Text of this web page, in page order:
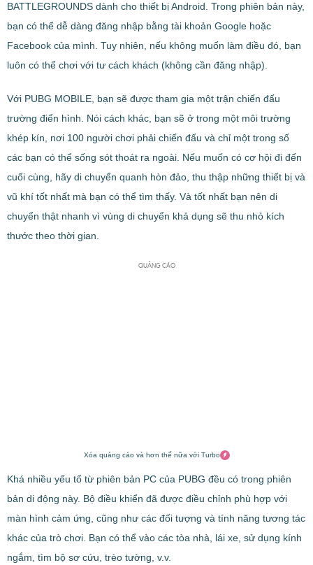
BATTLEGROUNDS dành cho thiết bị Android. Trong phiên bản này,
bạn có thể dễ dàng đăng nhập bằng tài khoản Google hoặc
Facebook của mình. Tuy nhiên, nếu không muốn làm điều đó, bạn
luôn có thể chơi với tư cách khách (không cần đăng nhập).
Với PUBG MOBILE, bạn sẽ được tham gia một trận chiến đấu
trường điển hình. Nói cách khác, bạn sẽ ở trong một môi trường
khép kín, nơi 100 người chơi phải chiến đấu và chỉ một trong số
các bạn có thể sống sót thoát ra ngoài. Nếu muốn có cơ hội đi đến
cuối cùng, hãy di chuyển quanh hòn đảo, thu thập những thiết bị và
vũ khí tốt nhất mà bạn có thể tìm thấy. Và tốt nhất bạn nên di
chuyển thật nhanh vì vùng di chuyển khả dụng sẽ thu nhỏ kích
thước theo thời gian.
QUẢNG CÁO
Xóa quảng cáo và hơn thế nữa với Turbo
Khá nhiều yếu tố từ phiên bản PC của PUBG đều có trong phiên
bản di động này. Bộ điều khiển đã được điều chỉnh phù hợp với
màn hình cảm ứng, cũng như các đối tượng và tính năng tương tác
khác của trò chơi. Bạn có thể vào các tòa nhà, lái xe, sử dụng kính
ngắm, tìm bộ sơ cứu, trèo tường, v.v.